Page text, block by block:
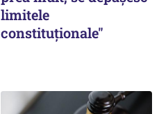
limitele
constituţionale"